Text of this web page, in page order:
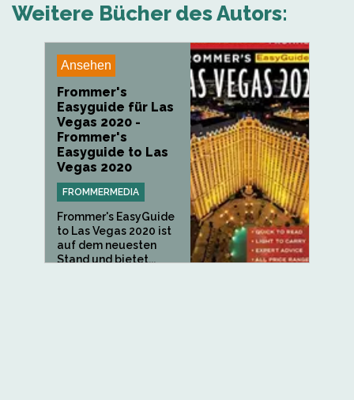
Weitere Bücher des Autors:
Ansehen
Frommer's
Easyguide für Las
Vegas 2020 -
Frommer's
Easyguide to Las
Vegas 2020
FROMMERMEDIA
Frommer's EasyGuide
to Las Vegas 2020 ist
auf dem neuesten
Stand und bietet...